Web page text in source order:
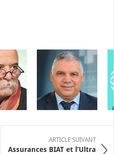
ARTICLE SUIVANT
Assurances BIAT et l’Ultra